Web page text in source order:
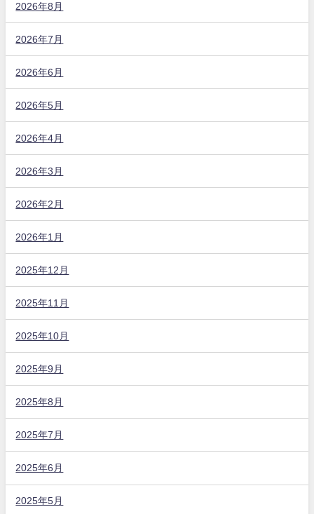
2026年8月
2026年7月
2026年6月
2026年5月
2026年4月
2026年3月
2026年2月
2026年1月
2025年12月
2025年11月
2025年10月
2025年9月
2025年8月
2025年7月
2025年6月
2025年5月